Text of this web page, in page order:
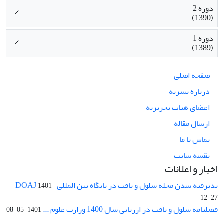
دوره 2
(1390)
دوره 1
(1389)
صفحه اصلی
درباره نشریه
اعضای هیات تحریریه
ارسال مقاله
تماس با ما
نقشه سایت
اخبار و اعلانات
پذیرفته شدن مجله سلول و بافت در پایگاه بین المللی DOAJ1401-
12-27
فصلنامه سلول و بافت در ارزیابی سال 1400 وزارت علوم ... 1401-05-08